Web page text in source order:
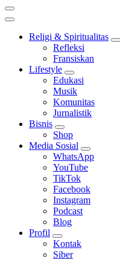
Religi & Spiritualitas
Refleksi
Fransiskan
Lifestyle
Edukasi
Musik
Komunitas
Jurnalistik
Bisnis
Shop
Media Sosial
WhatsApp
YouTube
TikTok
Facebook
Instagram
Podcast
Blog
Profil
Kontak
Siber